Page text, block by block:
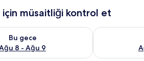
için müsaitliği kontrol et
Bu gece
8 - Ağu 9
kontrol et Ağu 8 - Ağu 9
Yarın için